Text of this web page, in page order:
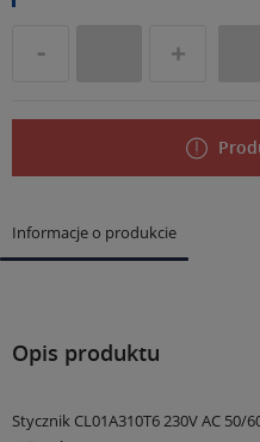
Informacje o produkcie
Opis produktu
Stycznik CL01A310T6 230V AC 50/